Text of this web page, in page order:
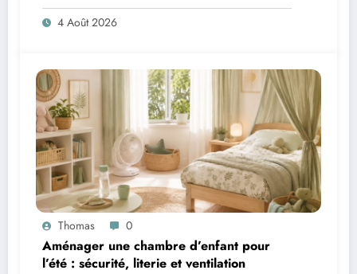
4 Août 2026
Thomas 0
Aménager une chambre d’enfant pour
l’été : sécurité, literie et ventilation